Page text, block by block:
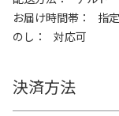
お届け時間帯
指
のし
対応可
決済方法